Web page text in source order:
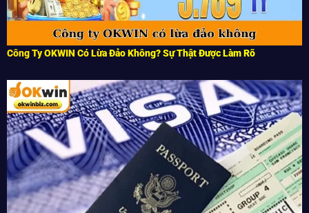
Công Ty OKWIN Có Lừa Đảo Không? Sự Thật Được Làm Rõ